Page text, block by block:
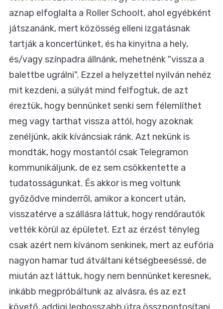
aznap elfoglalta a Roller Schoolt, ahol egyébként
játszanánk, mert közösség elleni izgatásnak
tartják a koncertünket, és ha kinyitna a hely,
és/vagy színpadra állnánk, mehetnénk "vissza a
balettbe ugrálni". Ezzel a helyzettel nyilván nehéz
mit kezdeni, a súlyát mind felfogtuk, de azt
éreztük, hogy bennünket senki sem félemlíthet
meg vagy tarthat vissza attól, hogy azoknak
zenéljünk, akik kíváncsiak ránk. Azt nekünk is
mondták, hogy mostantól csak Telegramon
kommunikáljunk, de ez sem csökkentette a
tudatosságunkat. És akkor is meg voltunk
győződve minderről, amikor a koncert után,
visszatérve a szállásra láttuk, hogy rendőrautók
vették körül az épületet. Ezt az érzést tényleg
csak azért nem kívánom senkinek, mert az eufória
nagyon hamar tud átváltani kétségbeeséssé, de
miután azt láttuk, hogy nem bennünket keresnek,
inkább megpróbáltunk az alvásra, és az ezt